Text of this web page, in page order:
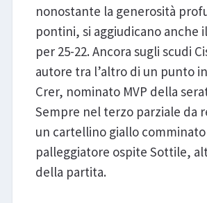
nonostante la generosità
pontini, si aggiudicano anche
per 25-22. Ancora sugli scudi
autore tra l’altro di un punto
Crer, nominato MVP della
Sempre nel terzo parziale da
un cartellino giallo
palleggiatore ospite Sottile,
della partita.